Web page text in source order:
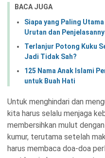
BACA JUGA
Siapa yang Paling
Urutan dan
Terlanjur Potong Kuku
Jadi Tidak Sah?
125 Nama Anak Islami
untuk Buah Hati
Untuk menghindari dan
kita harus selalu menjaga
membersihkan mulut
kumur, terutama setelah
harus membaca doa-doa